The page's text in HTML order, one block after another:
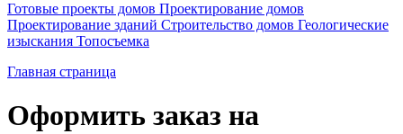
Готовые проекты домов Проектирование домов
Проектирование зданий Строительство домов Геологические
изыскания Топосъемка
Главная страница
Оформить заказ на